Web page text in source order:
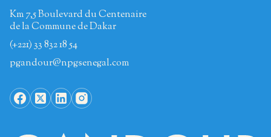
Km 7,5 Boulevard du Centenaire
de la Commune de Dakar
(+221) 33 832 18 54
pgandour@npgsenegal.com